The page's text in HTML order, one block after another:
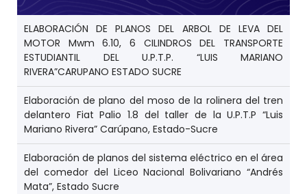
ELABORACIÓN DE PLANOS DEL ARBOL DE LEVA DEL
MOTOR Mwm 6.10, 6 CILINDROS DEL TRANSPORTE
ESTUDIANTIL DEL U.P.T.P. “LUIS MARIANO
RIVERA”CARUPANO ESTADO SUCRE
Elaboración de plano del moso de la rolinera del tren
delantero Fiat Palio 1.8 del taller de la U.P.T.P “Luis
Mariano Rivera” Carúpano, Estado-Sucre
Elaboración de planos del sistema eléctrico en el área
del comedor del Liceo Nacional Bolivariano “Andrés
Mata”, Estado Sucre